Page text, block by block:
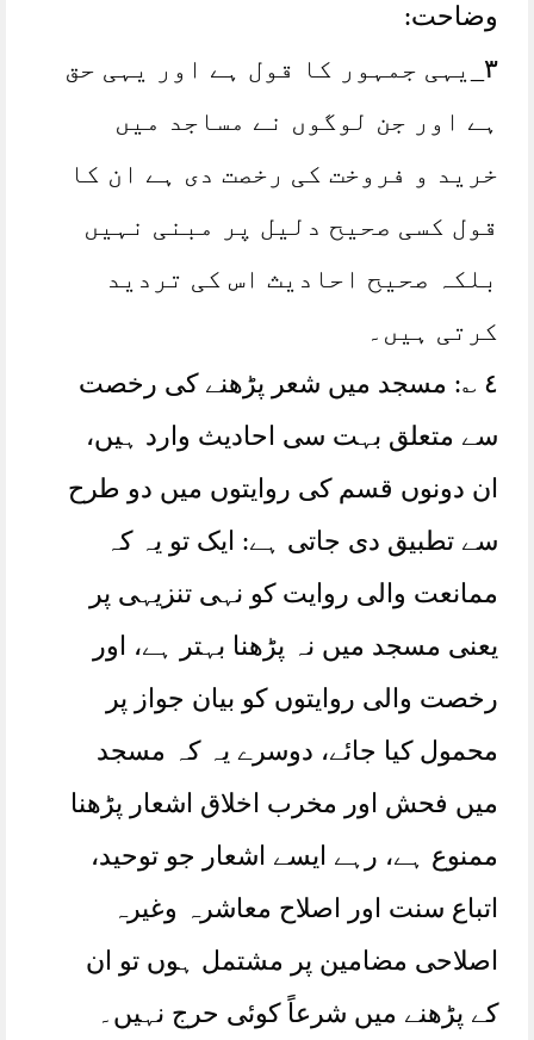
وضاحت:
٣_یہی جمہور کا قول ہے اور یہی حق
ہے اور جن لوگوں نے مساجد میں
خرید و فروخت کی رخصت دی ہے ان کا
قول کسی صحیح دلیل پر مبنی نہیں
بلکہ صحیح احادیث اس کی تردید
کرتی ہیں۔
٤ ؎: مسجد میں شعر پڑھنے کی رخصت
سے متعلق بہت سی احادیث وارد ہیں،
ان دونوں قسم کی روایتوں میں دو طرح
سے تطبیق دی جاتی ہے: ایک تو یہ کہ
ممانعت والی روایت کو نہی تنزیہی پر
یعنی مسجد میں نہ پڑھنا بہتر ہے، اور
رخصت والی روایتوں کو بیان جواز پر
محمول کیا جائے، دوسرے یہ کہ مسجد
میں فحش اور مخرب اخلاق اشعار پڑھنا
ممنوع ہے، رہے ایسے اشعار جو توحید،
اتباع سنت اور اصلاح معاشرہ وغیرہ
اصلاحی مضامین پر مشتمل ہوں تو ان
کے پڑھنے میں شرعاً کوئی حرج نہیں۔